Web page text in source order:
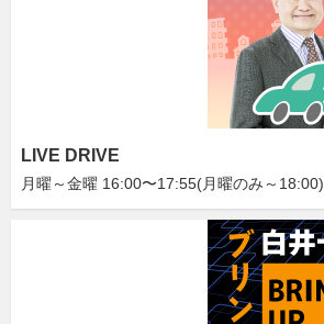
LIVE DRIVE
月曜～金曜 16:00〜17:55(月曜のみ～18:00)